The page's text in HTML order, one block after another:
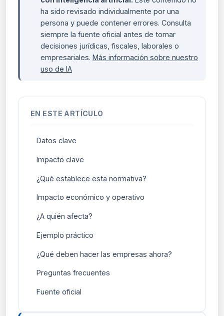
ha sido revisado individualmente por una
persona y puede contener errores. Consulta
siempre la fuente oficial antes de tomar
decisiones jurídicas, fiscales, laborales o
empresariales. Más información sobre nuestro
uso de IA
EN ESTE ARTÍCULO
Datos clave
Impacto clave
¿Qué establece esta normativa?
Impacto económico y operativo
¿A quién afecta?
Ejemplo práctico
¿Qué deben hacer las empresas ahora?
Preguntas frecuentes
Fuente oficial